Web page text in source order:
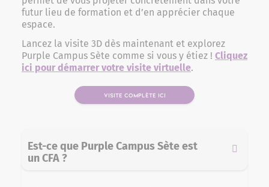
futur lieu de formation et d’en apprécier chaque
espace.
Lancez la visite 3D dès maintenant et explorez
Purple Campus Sète comme si vous y étiez ! Cliquez
ici pour démarrer votre visite virtuelle.
VISITE COMPLÈTE ICI
Est-ce que Purple Campus Sète est
un CFA ?